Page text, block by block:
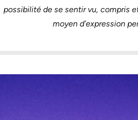
possibilité de se sentir vu, compris
moyen d’expression